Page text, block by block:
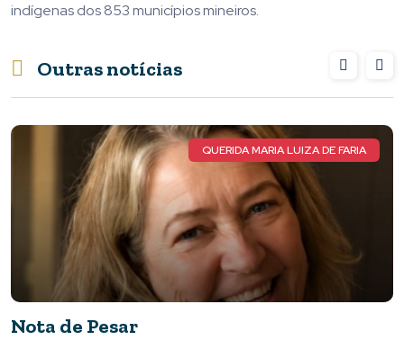
indígenas dos 853 municípios mineiros.
Outras notícias
ATLETA
Vem aí o ATLETA TOTAL, a maior